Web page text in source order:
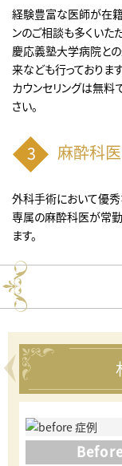
経験豊富な医師が在籍
ンのご相談も多くいた
慶応義塾大学病院との
来なども行っております
カウンセリングは無料
さい。
麻酔科
外科手術において優
専属の麻酔科医が常
ます。